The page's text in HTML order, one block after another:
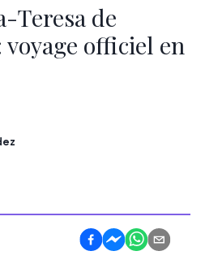
Teresa de
officiel en